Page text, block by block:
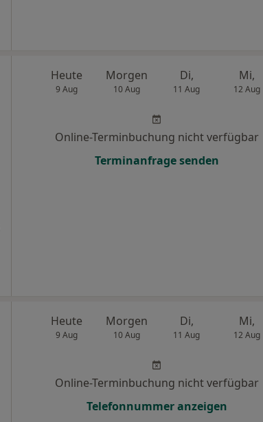
Heute
9 Aug
Morgen
10 Aug
Di,
11 Aug
Mi,
12 Aug
Online-Terminbuchung nicht verfügbar
Terminanfrage senden
Heute
9 Aug
Morgen
10 Aug
Di,
11 Aug
Mi,
12 Aug
Online-Terminbuchung nicht verfügbar
Telefonnummer anzeigen